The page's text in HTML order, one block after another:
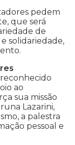
pedem
que será
de
solidariedade,
ao
sua missão
Lazarini,
a palestra
pessoal e